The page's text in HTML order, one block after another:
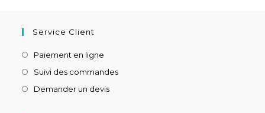
Service Client
Paiement en ligne
Suivi des commandes
Demander un devis